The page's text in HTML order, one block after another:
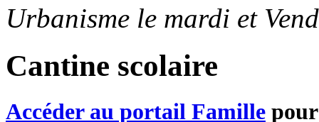
Urbanisme le mardi et
Cantine scolaire
Accéder au portail Famille